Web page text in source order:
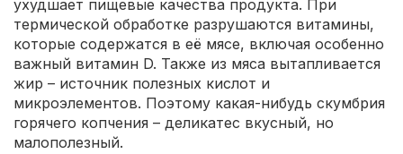
ухудшает пищевые качества продукта. При
термической обработке разрушаются витамины,
которые содержатся в её мясе, включая особенно
важный витамин D. Также из мяса вытапливается
жир – источник полезных кислот и
микроэлементов. Поэтому какая-нибудь скумбрия
горячего копчения – деликатес вкусный, но
малополезный.